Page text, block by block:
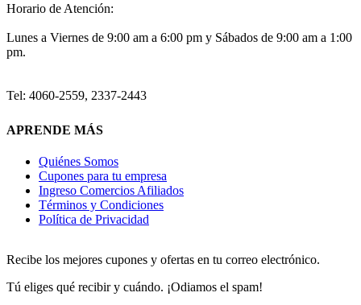
Horario de Atención:
Lunes a Viernes de 9:00 am a 6:00 pm y Sábados de 9:00 am a 1:00
pm.
Tel: 4060-2559, 2337-2443
APRENDE MÁS
Quiénes Somos
Cupones para tu empresa
Ingreso Comercios Afiliados
Términos y Condiciones
Política de Privacidad
Recibe los mejores cupones y ofertas en tu correo electrónico.
Tú eliges qué recibir y cuándo. ¡Odiamos el spam!